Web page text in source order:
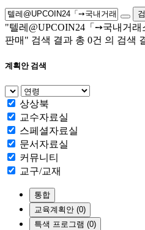
"텔레@UPCOIN24「➙국내거래
판매" 검색 결과 총 0건 의 검색
계획안 검색
상상북
교수자료실
스페셜자료실
문서자료실
커뮤니티
교구/교재
통합
교육계획안 (0)
특색 프로그램 (0)